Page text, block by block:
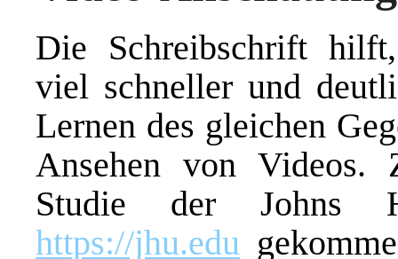
Die Schreibschrift
viel schneller und
Lernen des gleichen
Ansehen von Videos.
Studie der Johns
https://jhu.edu